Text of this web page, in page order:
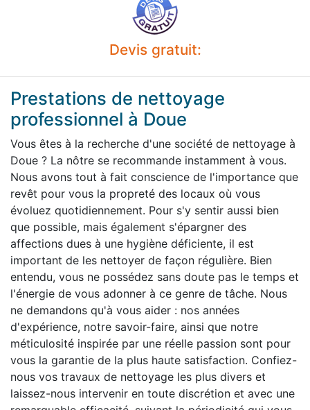
Devis gratuit:
Prestations de nettoyage
professionnel à Doue
Vous êtes à la recherche d'une société de nettoyage à
Doue ? La nôtre se recommande instamment à vous.
Nous avons tout à fait conscience de l'importance que
revêt pour vous la propreté des locaux où vous
évoluez quotidiennement. Pour s'y sentir aussi bien
que possible, mais également s'épargner des
affections dues à une hygiène déficiente, il est
important de les nettoyer de façon régulière. Bien
entendu, vous ne possédez sans doute pas le temps et
l'énergie de vous adonner à ce genre de tâche. Nous
ne demandons qu'à vous aider : nos années
d'expérience, notre savoir-faire, ainsi que notre
méticulosité inspirée par une réelle passion sont pour
vous la garantie de la plus haute satisfaction. Confiez-
nous vos travaux de nettoyage les plus divers et
laissez-nous intervenir en toute discrétion et avec une